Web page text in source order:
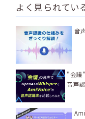
よく見られてい
音
"会議
音声